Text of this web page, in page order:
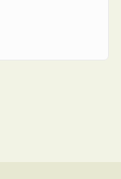
pista de aterrizaje